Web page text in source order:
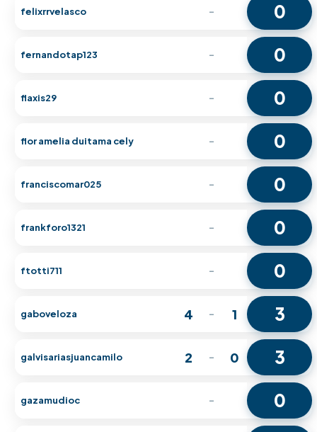
felixrrvelasco - 0
fernandotap123 - 0
flaxis29 - 0
flor amelia duitama cely - 0
franciscomar025 - 0
frankforo1321 - 0
ftotti711 - 0
gaboveloza 4 - 1 3
galvisariasjuancamilo 2 - 0 3
gazamudioc - 0